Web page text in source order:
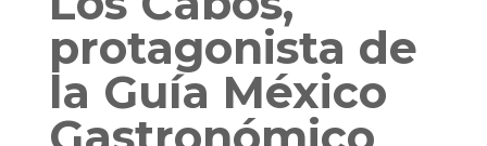
protagonista de
la Guía México